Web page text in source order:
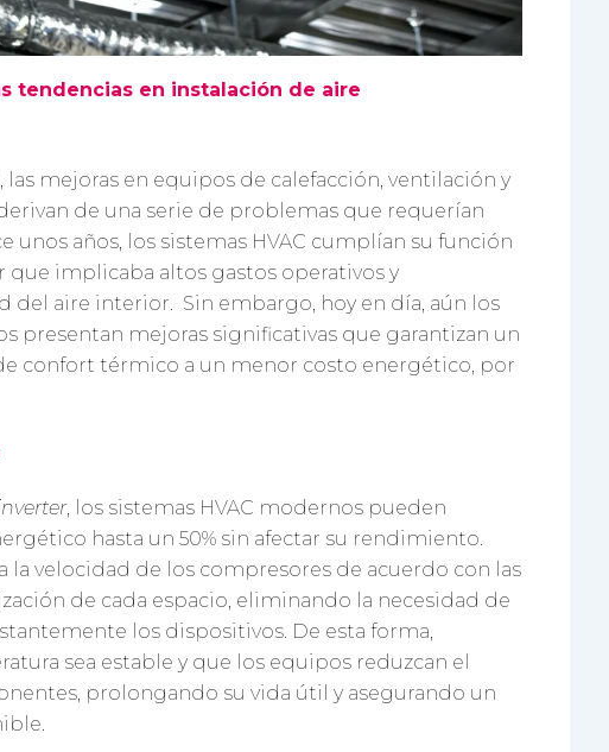
tendencias en instalación de aire
mejoras en equipos de calefacción, ventilación y
de una serie de problemas que requerían
unos años, los sistemas HVAC cumplían su función
que implicaba altos gastos operativos y
del aire interior. Sin embargo, hoy en día, aún los
presentan mejoras significativas que garantizan un
confort térmico a un menor costo energético, por
, los sistemas HVAC modernos pueden
hasta un 50% sin afectar su rendimiento.
la velocidad de los compresores de acuerdo con las
de cada espacio, eliminando la necesidad de
los dispositivos. De esta forma,
sea estable y que los equipos reduzcan el
prolongando su vida útil y asegurando un